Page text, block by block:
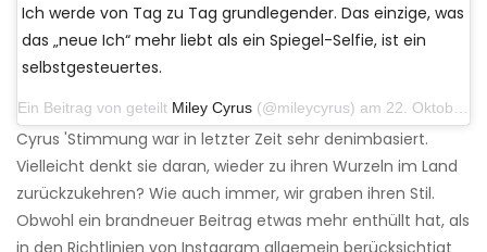
Ich werde von Tag zu Tag grundlegender. Das einzige, was
das „neue Ich“ mehr liebt als ein Spiegel-Selfie, ist ein
selbstgesteuertes.
Ein Beitrag von geteilt Miley Cyrus (@mileycyrus) am 22. Oktober 2019 um 11:39 Uhr PDT
Cyrus 'Stimmung war in letzter Zeit sehr denimbasiert.
Vielleicht denkt sie daran, wieder zu ihren Wurzeln im Land
zurückzukehren? Wie auch immer, wir graben ihren Stil.
Obwohl ein brandneuer Beitrag etwas mehr enthüllt hat, als
in den Richtlinien von Instagram allgemein berücksichtigt